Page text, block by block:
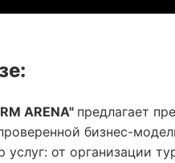
ARENA" предлагает
бизнес-
услуг: от организации